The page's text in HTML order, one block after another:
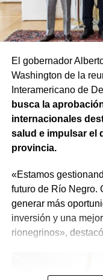
productores puedan
Además, se refuerza
forestales. El SPLIF
reservorios
900.000 litros de
motobombas, 3
equipamiento.
meteorológicas,
para mejorar la
de respuesta frente
encuentren en
sino que también
se desarrolle con
hecho con absoluta
que quienes estén
mejores», expresó.
El gobernador
Washington de la
Interamericano de
busca la
internacionales
salud e impulsar el
provincia.
«Estamos
futuro de Río Negro.
generar más
inversión y una
rionegrinos»,